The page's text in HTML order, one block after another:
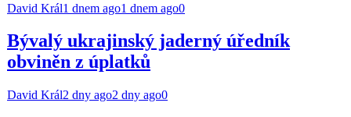
David Král1 dnem ago1 dnem ago0
Bývalý ukrajinský jaderný úředník
obviněn z úplatků
David Král2 dny ago2 dny ago0